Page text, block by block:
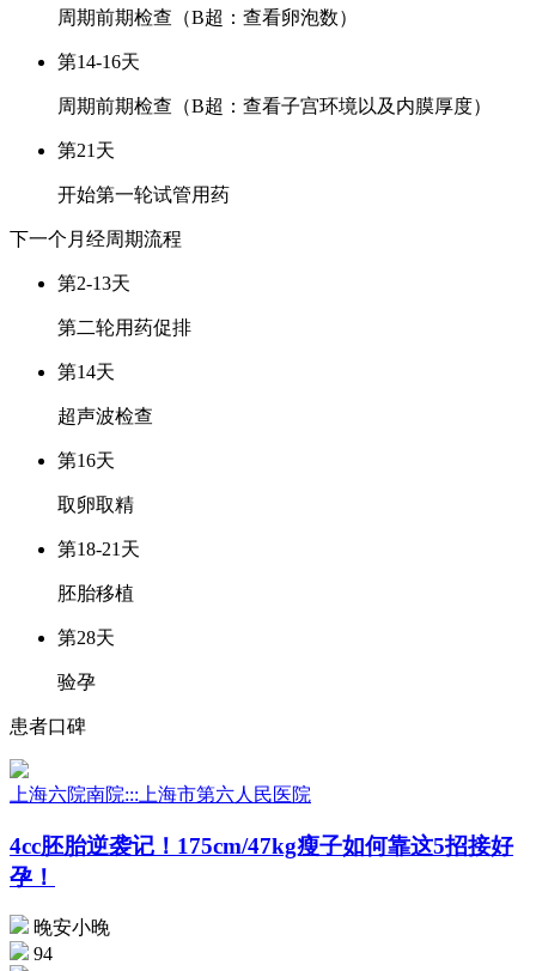
周期前期检查（B超：查看卵泡数）
第14-16天
周期前期检查（B超：查看子宫环境以及内膜厚度）
第21天
开始第一轮试管用药
下一个月经周期流程
第2-13天
第二轮用药促排
第14天
超声波检查
第16天
取卵取精
第18-21天
胚胎移植
第28天
验孕
患者口碑
上海六院南院:::上海市第六人民医院
4cc胚胎逆袭记！175cm/47kg瘦子如何靠这5招接好
孕！
晚安小晚
94